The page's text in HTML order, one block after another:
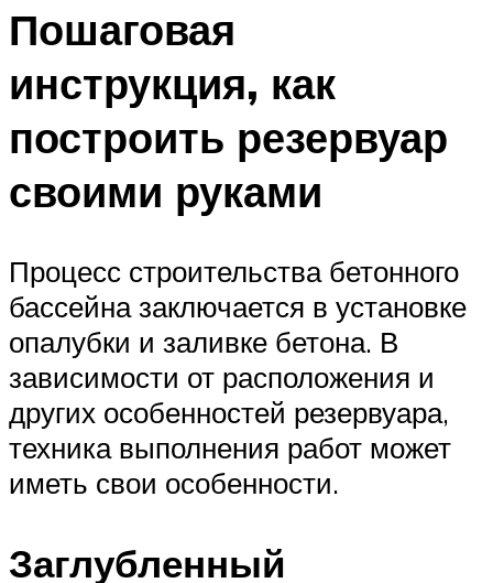
Пошаговая
инструкция, как
построить резервуар
своими руками
Процесс строительства бетонного
бассейна заключается в установке
опалубки и заливке бетона. В
зависимости от расположения и
других особенностей резервуара,
техника выполнения работ может
иметь свои особенности.
Заглубленный